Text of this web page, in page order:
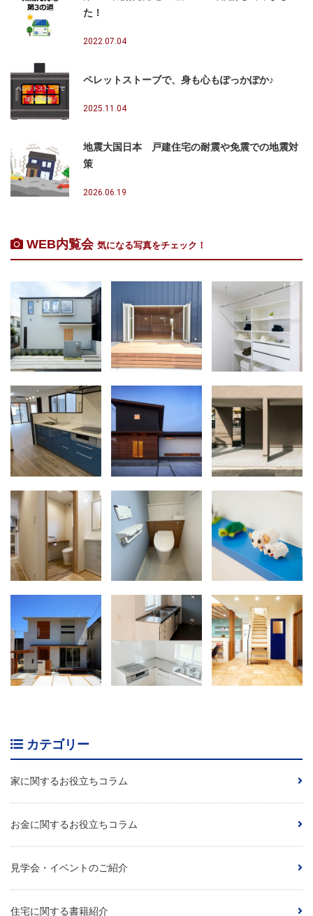
た！
2022.07.04
ペレットストーブで、身も心もぽっかぽか♪
2025.11.04
地震大国日本 戸建住宅の耐震や免震での地震対
策
2026.06.19
WEB内覧会 気になる写真をチェック！
カテゴリー
家に関するお役立ちコラム
お金に関するお役立ちコラム
見学会・イベントのご紹介
住宅に関する書籍紹介